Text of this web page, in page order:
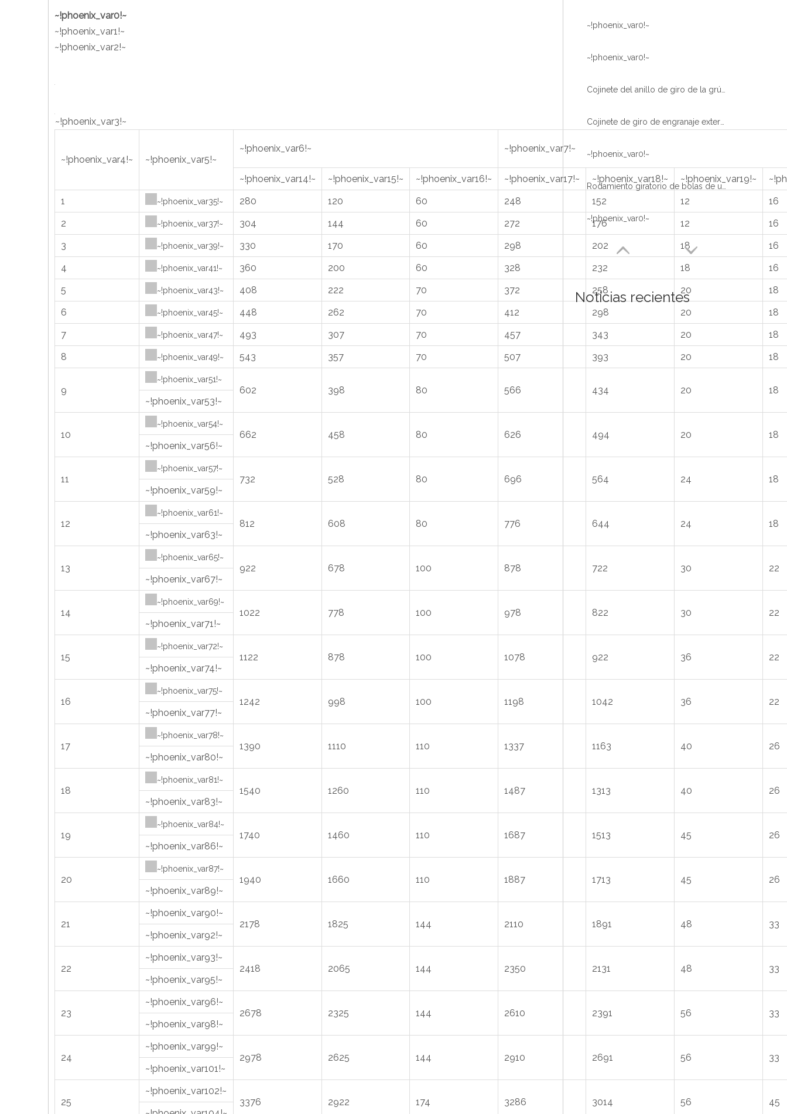
~!phoenix_var0!~
~!phoenix_var1!~
~!phoenix_var2!~
~!phoenix_var3!~
~!phoenix_var4!~ ~!phoenix_var5!~
~!phoenix_var6!~ ~!phoenix_var7!~
~!phoenix_var14!~ ~!phoenix_var15!~ ~!phoenix_var16!~ ~!phoenix_var17!~ ~!phoenix_var18!~ ~!phoenix_var19!~
1
~!phoenix_var35!~ 280 120 60 248 152 12
16
2
~!phoenix_var37!~ 304 144 60 272 176 12
16
3
~!phoenix_var39!~ 330 170 60 298 202 18
16
4
~!phoenix_var41!~ 360 200 60 328 232 18
16
5
~!phoenix_var43!~ 408 222 70 372 258 20
18
6
~!phoenix_var45!~ 448 262 70 412 298 20
18
7
~!phoenix_var47!~ 493 307 70 457 343 20
18
8
~!phoenix_var49!~ 543 357 70 507 393 20 18
9
~!phoenix_var51!~
602 398 80 566 434 20
18
~!phoenix_var53!~
10
~!phoenix_var54!~
662 458 80 626 494 20
18
~!phoenix_var56!~
11
~!phoenix_var57!~
732 528 80 696 564 24
18
~!phoenix_var59!~
12
~!phoenix_var61!~
812 608 80 776 644 24
18
~!phoenix_var63!~
13
~!phoenix_var65!~
922 678 100 878 722 30
22
~!phoenix_var67!~
14
~!phoenix_var69!~
1022 778 100 978 822 30
22
~!phoenix_var71!~
15
~!phoenix_var72!~
1122 878 100 1078 922 36
22
~!phoenix_var74!~
16
~!phoenix_var75!~
1242 998 100 1198 1042 36
22
~!phoenix_var77!~
17
~!phoenix_var78!~
1390 1110 110 1337 1163 40
26
~!phoenix_var80!~
18
~!phoenix_var81!~
1540 1260 110 1487 1313 40
26
~!phoenix_var83!~
19
~!phoenix_var84!~
1740 1460 110 1687 1513 45
26
~!phoenix_var86!~
20
~!phoenix_var87!~
1940 1660 110 1887 1713 45
26
~!phoenix_var89!~
21
~!phoenix_var90!~
2178
1825 144 2110 1891 48
33
~!phoenix_var92!~
22
~!phoenix_var93!~
2418
2065 144 2350 2131 48
33
~!phoenix_var95!~
23
~!phoenix_var96!~
2678
2325 144 2610 2391 56
33
~!phoenix_var98!~
24
~!phoenix_var99!~
2978
2625 144 2910 2691 56
33
~!phoenix_var101!~
25
~!phoenix_var102!~
3376
2922 174 3286 3014 56
45
~!phoenix_var0!~
~!phoenix_var0!~
~!phoenix_var0!~
~!phoenix_var0!~
Noticias recientes